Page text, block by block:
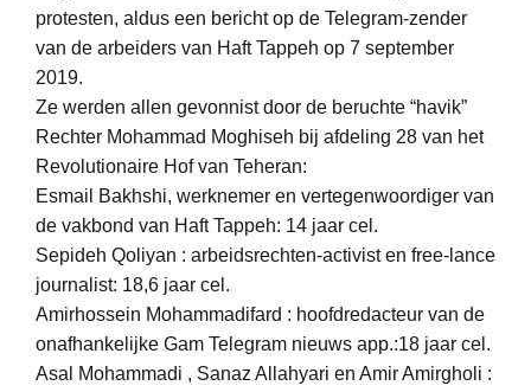
protesten, aldus een bericht op de Telegram-zender
van de arbeiders van Haft Tappeh op 7 september
2019.
Ze werden allen gevonnist door de beruchte “havik”
Rechter Mohammad Moghiseh bij afdeling 28 van het
Revolutionaire Hof van Teheran:
Esmail Bakhshi, werknemer en vertegenwoordiger van
de vakbond van Haft Tappeh: 14 jaar cel.
Sepideh Qoliyan : arbeidsrechten-activist en free-lance
journalist: 18,6 jaar cel.
Amirhossein Mohammadifard : hoofdredacteur van de
onafhankelijke Gam Telegram nieuws app.:18 jaar cel.
Asal Mohammadi , Sanaz Allahyari en Amir Amirgholi :